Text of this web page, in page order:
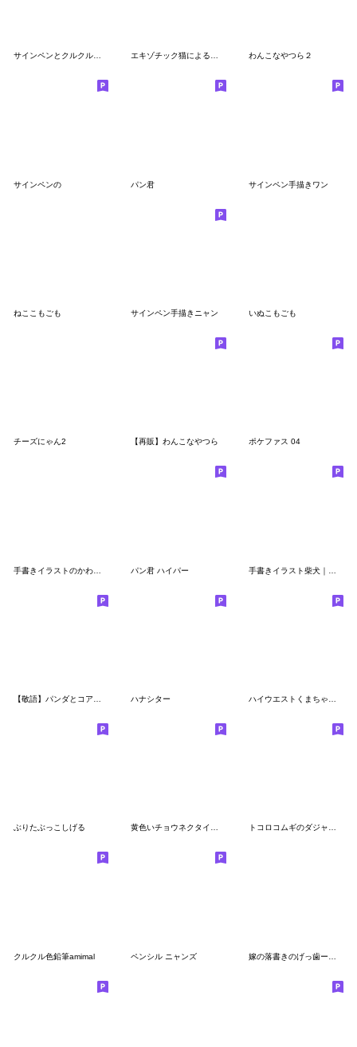
サインペンとクルクル色鉛筆など エキゾチック猫による日常会話スタンプ わんこなやつら２
サインペンの パン君 サインペン手描きワン
ねここもごも サインペン手描きニャン いぬこもごも
チーズにゃん2 【再販】わんこなやつら ポケファス 04
パン君 ハイパー
ハナシター
ぶりたぶっこしげる 黄色いチョウネクタイのこびとのゆるい敬語 トコロコムギのダジャレにゃんこ2
クルクル色鉛筆amimal ペンシル ニャンズ